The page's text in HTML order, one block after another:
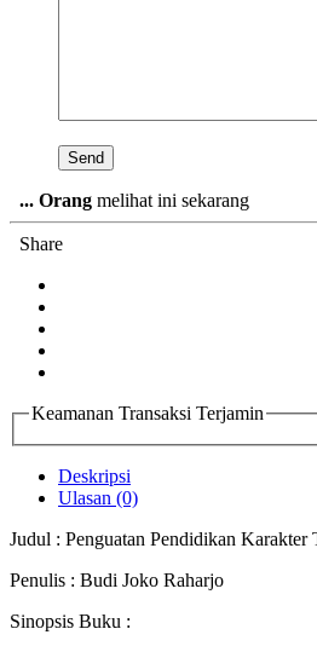
... Orang melihat ini sekarang
Share
Keamanan Transaksi Terjamin
Deskripsi
Ulasan (0)
Judul : Penguatan Pendidikan Karakter
Penulis : Budi Joko Raharjo
Sinopsis Buku :